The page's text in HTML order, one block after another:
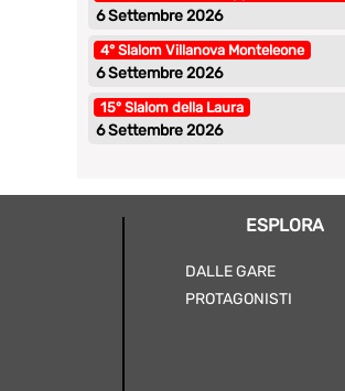
6 Settembre 2026
4° Slalom Villanova Monteleone
6 Settembre 2026
15° Slalom della Laura
6 Settembre 2026
ESPLORA
DALLE GARE
PROTAGONISTI